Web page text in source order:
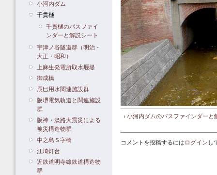
小河内ダム
千貫樋
千貫樋のパスファイ
ンダーと解説シート
宇津ノ谷隧道群（明治・
大正・昭和）
上麻生発電所取水堰堤
御成橋
辰巳用水関連施設群
阪堺電気軌道と関連施設
群
阪神・淡路大震災による
被災構造物群
中之島Ｓ字橋
江埼灯台
近鉄道明寺線鉄道構造物
群
‹ 小河内ダムのパスファインダーと
コメントを投稿するには ログイン し